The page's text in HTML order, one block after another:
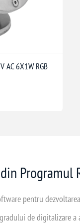
AC 6X1W RGB
pentru
de digitalizare